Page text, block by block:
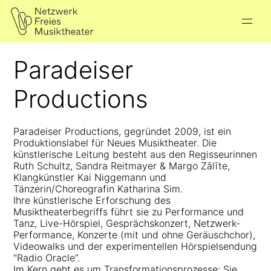
Paradeiser
Productions
Paradeiser Productions, gegründet 2009, ist ein
Produktionslabel für Neues Musiktheater. Die
künstlerische Leitung besteht aus den Regisseurinnen
Ruth Schultz, Sandra Reitmayer & Margo Zālīte,
Klangkünstler Kai Niggemann und
Tänzerin/Choreografin Katharina Sim.
Ihre künstlerische Erforschung des
Musiktheaterbegriffs führt sie zu Performance und
Tanz, Live-Hörspiel, Gesprächskonzert, Netzwerk-
Performance, Konzerte (mit und ohne Geräuschchor),
Videowalks und der experimentellen Hörspielsendung
"Radio Oracle”.